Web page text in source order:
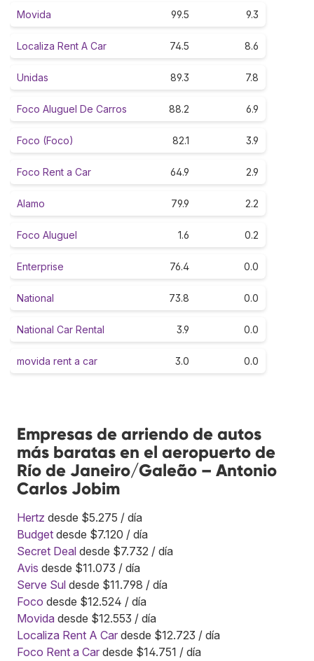
Movida 99.5 9.3
Localiza Rent A Car 74.5 8.6
Unidas 89.3 7.8
Foco Aluguel De Carros 88.2 6.9
Foco (Foco) 82.1 3.9
Foco Rent a Car 64.9 2.9
Alamo 79.9 2.2
Foco Aluguel 1.6 0.2
Enterprise 76.4 0.0
National 73.8 0.0
National Car Rental 3.9 0.0
movida rent a car 3.0 0.0
Empresas de arriendo de autos
más baratas en el aeropuerto de
Río de Janeiro/Galeão – Antonio
Carlos Jobim
Hertz desde $5.275 / día
Budget desde $7.120 / día
Secret Deal desde $7.732 / día
Avis desde $11.073 / día
Serve Sul desde $11.798 / día
Foco desde $12.524 / día
Movida desde $12.553 / día
Localiza Rent A Car desde $12.723 / día
Foco Rent a Car desde $14.751 / día